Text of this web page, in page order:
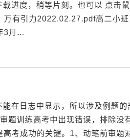
进度，稍等片刻。也可以 点击
有引力2022.02.27.pdf高二小
3月...
在日志中显示，所以涉及例题的
题训练高考中出现错误，排除没
考成功的关键。1、动笔前审题